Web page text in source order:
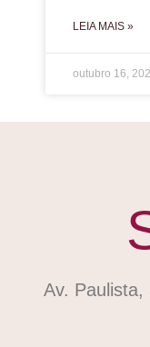
LEIA MAIS »
outubro 16,
Av. Paulista,